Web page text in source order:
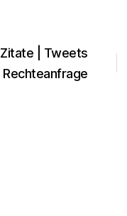
Zitate | Tweets
Rechteanfrage